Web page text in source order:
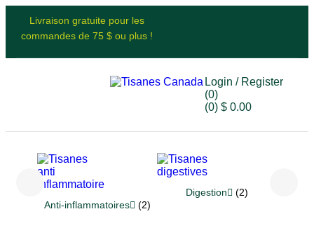
Livraison gratuite pour les
commandes de 75 $ ou plus !
Login / Register
(0)
(0) $ 0.00
Anti-inflammatoires (2)
Digestion (2)